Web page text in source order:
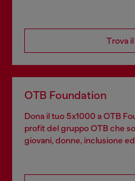
Trova
OTB Foundation
Dona il tuo 5x1000 a OTB
profit del gruppo OTB che
giovani, donne, inclusione